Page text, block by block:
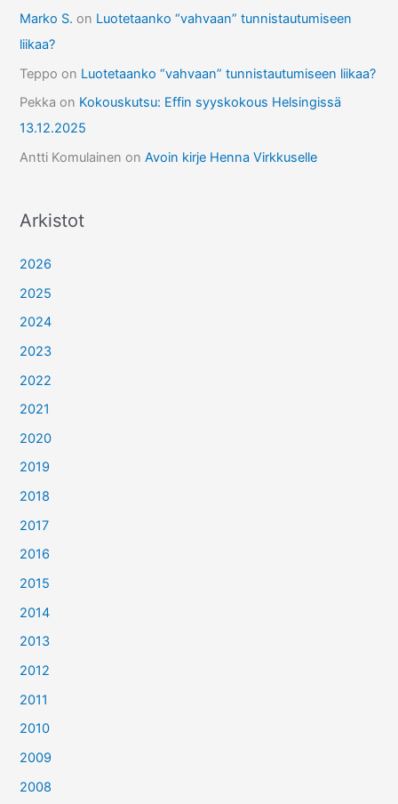
Marko S. on Luotetaanko “vahvaan” tunnistautumiseen
liikaa?
Teppo on Luotetaanko “vahvaan” tunnistautumiseen liikaa?
Pekka on Kokouskutsu: Effin syyskokous Helsingissä
13.12.2025
Antti Komulainen onAvoin kirje Henna Virkkuselle
Arkistot
2026
2025
2024
2023
2022
2021
2020
2019
2018
2017
2016
2015
2014
2013
2012
2011
2010
2009
2008